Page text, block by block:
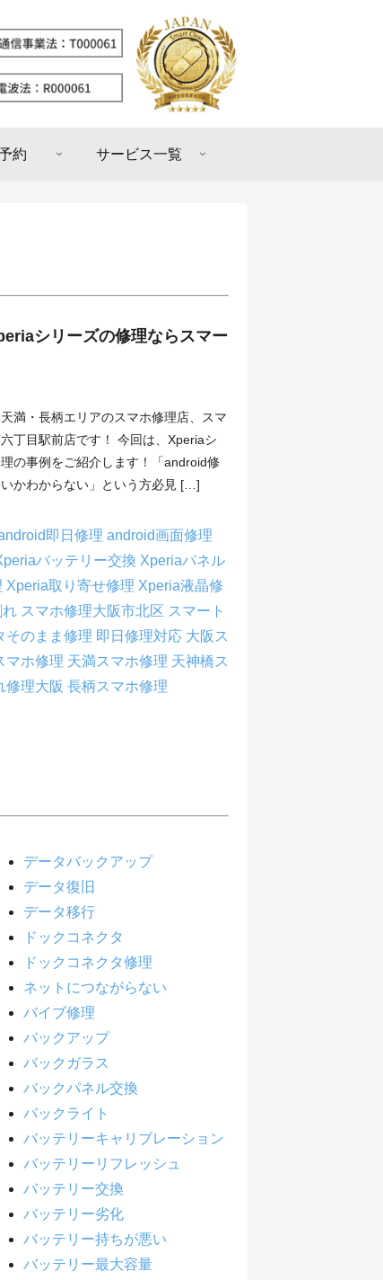
約 サービス一覧
シリーズの修理ならスマー
満・長柄エリアのスマホ修理店、スマ
丁目駅前店です！ 今回は、Xperiaシ
の事例をご紹介します！「android修
かわからない」という方必見 […]
即日修理 android画面修理
バッテリー交換 Xperiaパネル
Xperia取り寄せ修理 Xperia液晶修
れ スマホ修理大阪市北区 スマート
そのまま修理 即日修理対応 大阪ス
マホ修理 天満スマホ修理 天神橋ス
修理大阪 長柄スマホ修理
データバックアップ
データ復旧
データ移行
ドックコネクタ
ドックコネクタ修理
ネットにつながらない
バイブ修理
バックアップ
バックガラス
バックパネル交換
バックライト
バッテリーキャリブレーション
バッテリーリフレッシュ
バッテリー交換
バッテリー劣化
バッテリー持ちが悪い
バッテリー最大容量